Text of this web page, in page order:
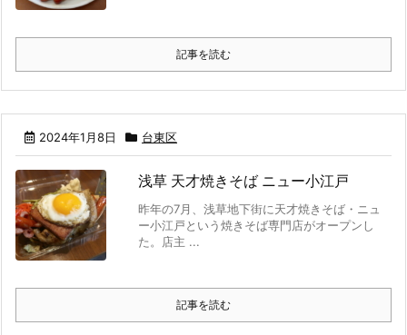
記事を読む
2024年1月8日 台東区
浅草 天才焼きそば ニュー小江戸
昨年の7月、浅草地下街に天才焼きそば・ニュ
ー小江戸という焼きそば専門店がオープンし
た。店主 ...
記事を読む